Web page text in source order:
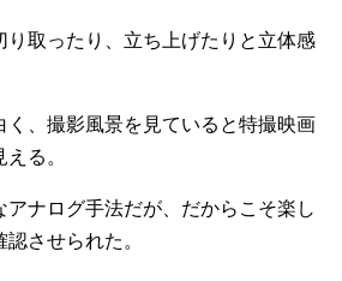
り取ったり、立ち上げたりと立体感
く、撮影風景を見ていると特撮映画
る。
アナログ手法だが、だからこそ楽し
させられた。